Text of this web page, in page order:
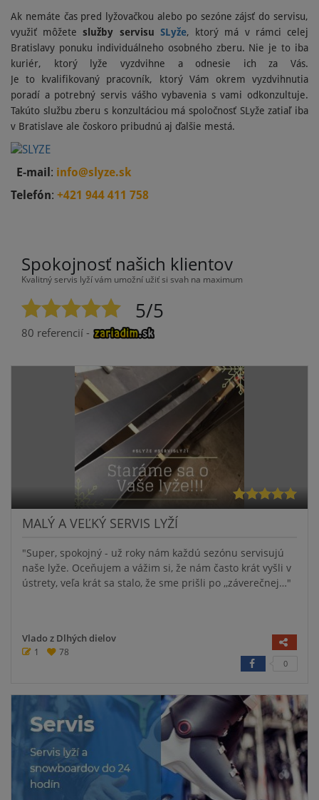
Ak nemáte čas pred lyžovačkou alebo po sezóne zájsť do servisu,
využiť môžeteslužby servisu SLyže, ktorý má v rámci celej
Bratislavy ponuku individuálneho osobného zberu. Nie je to iba
kuriér, ktorý lyže vyzdvihne a odnesie ich za Vás.
Je to kvalifikovaný pracovník, ktorý Vám okrem vyzdvihnutia
poradí a potrebný servis vášho vybavenia s vami odkonzultuje.
Takúto službu zberu s konzultáciou má spoločnosť SLyže zatiaľ iba
v Bratislave ale čoskoro pribudnú aj ďalšie mestá.
E-mail : info@slyze.sk
Telefón: +421 944 411 758